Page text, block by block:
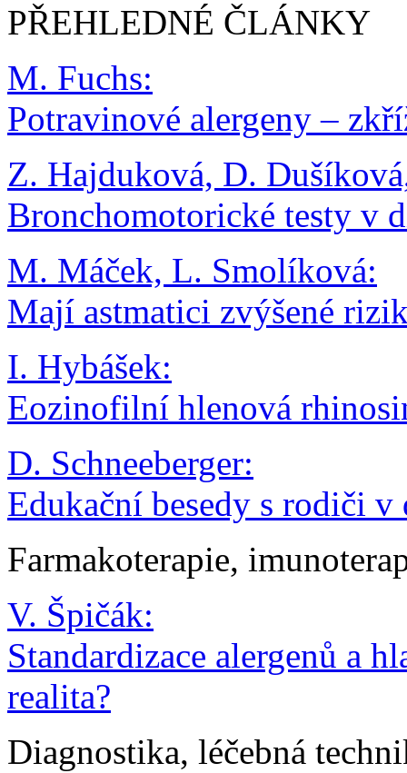
PŘEHLEDNÉ ČLÁNKY
M. Fuchs:
Potravinové alergeny –
Z. Hajduková, D.
Bronchomotorické testy v
M. Máček, L. Smolíková:
Mají astmatici zvýšené
I. Hybášek:
Eozinofilní hlenová
D. Schneeberger:
Edukační besedy s rodiči v
Farmakoterapie,
V. Špičák:
Standardizace alergenů a
realita?
Diagnostika, léčebná